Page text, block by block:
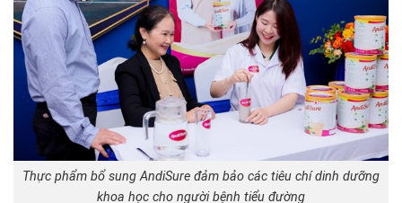
Thực phẩm bổ sung AndiSure đảm bảo các tiêu chí dinh dưỡng
khoa học cho người bệnh tiểu đường